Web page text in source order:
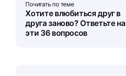
Почитать по теме
Хотите влюбиться друг в
друга заново? Ответьте на
эти 36 вопросов